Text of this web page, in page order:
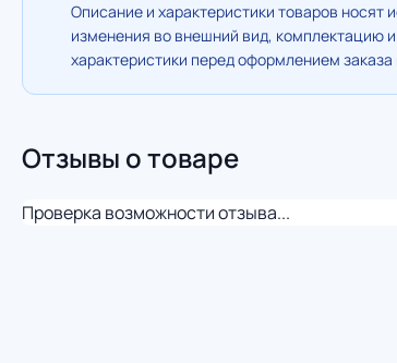
Описание и характеристики товаров носят
изменения во внешний вид, комплектацию
характеристики перед оформлением
Отзывы о товаре
Проверка возможности отзыва...